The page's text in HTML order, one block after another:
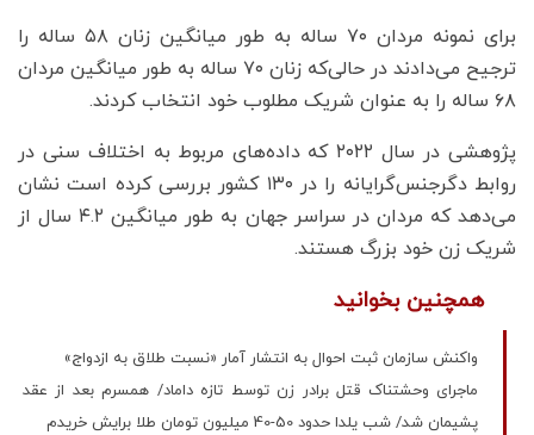
برای نمونه مردان ۷۰ ساله به طور میانگین زنان ۵۸ ساله را
ترجیح می‌دادند در حالی‌که زنان ۷۰ ساله به طور میانگین مردان
۶۸ ساله را به عنوان شریک مطلوب خود انتخاب کردند.
پژوهشی در سال ۲۰۲۲ که داده‌های مربوط به اختلاف سنی در
روابط دگرجنس‌گرایانه را در ۱۳۰ کشور بررسی کرده است نشان
می‌دهد که مردان در سراسر جهان به طور میانگین ۴.۲ سال از
شریک زن خود بزرگ‌ هستند.
همچنین بخوانید
واکنش سازمان ثبت احوال به انتشار آمار «نسبت طلاق به ازدواج»
ماجرای وحشتناک قتل برادر زن توسط تازه داماد/ همسرم بعد از عقد
پشیمان شد/ شب یلدا حدود 50-40 میلیون تومان طلا برایش خریدم